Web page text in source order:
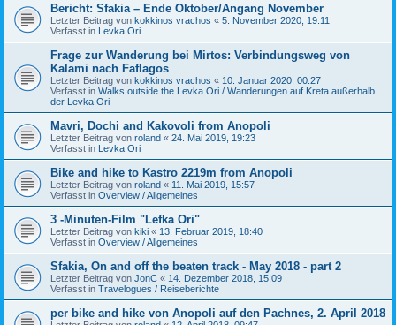
Bericht: Sfakia – Ende Oktober/Angang November
Letzter Beitrag von kokkinos vrachos « 5. November 2020, 19:11
Verfasst in Levka Ori
Frage zur Wanderung bei Mirtos: Verbindungsweg von
Kalami nach Faflagos
Letzter Beitrag von kokkinos vrachos « 10. Januar 2020, 00:27
Verfasst in Walks outside the Levka Ori / Wanderungen auf Kreta außerhalb
der Levka Ori
Mavri, Dochi and Kakovoli from Anopoli
Letzter Beitrag von roland « 24. Mai 2019, 19:23
Verfasst in Levka Ori
Bike and hike to Kastro 2219m from Anopoli
Letzter Beitrag von roland « 11. Mai 2019, 15:57
Verfasst in Overview / Allgemeines
3 -Minuten-Film "Lefka Ori"
Letzter Beitrag von kiki « 13. Februar 2019, 18:40
Verfasst in Overview / Allgemeines
Sfakia, On and off the beaten track - May 2018 - part 2
Letzter Beitrag von JonC « 14. Dezember 2018, 15:09
Verfasst in Travelogues / Reiseberichte
per bike and hike von Anopoli auf den Pachnes, 2. April 2018